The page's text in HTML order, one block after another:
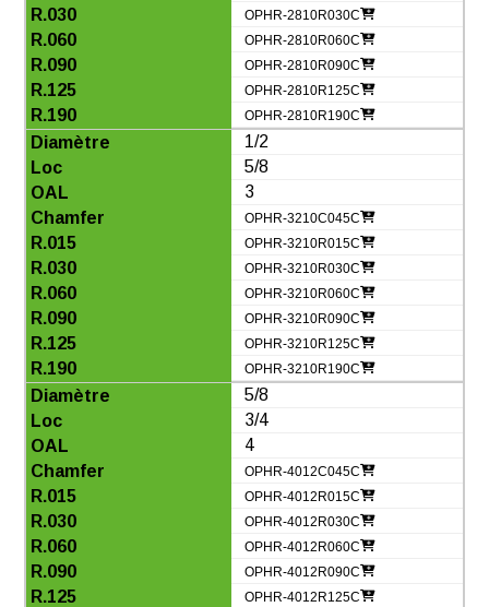
OPHR-2810R030C
OPHR-2810R060C
OPHR-2810R090C
OPHR-2810R125C
OPHR-2810R190C
1/2
5/8
3
OPHR-3210C045C
OPHR-3210R015C
OPHR-3210R030C
OPHR-3210R060C
OPHR-3210R090C
OPHR-3210R125C
OPHR-3210R190C
5/8
3/4
4
OPHR-4012C045C
OPHR-4012R015C
OPHR-4012R030C
OPHR-4012R060C
OPHR-4012R090C
OPHR-4012R125C